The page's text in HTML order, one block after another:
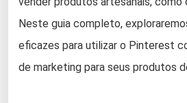
Neste guia completo,
eficazes para utilizar o Pinterest
de marketing para seus produtos